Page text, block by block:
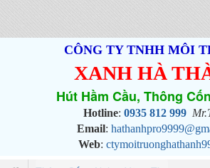
CÔNG TY TNHH MÔI
XANH HÀ
Hút Hầm Cầu, Thông
Hotline: 0935 812 999
Email:
Web: